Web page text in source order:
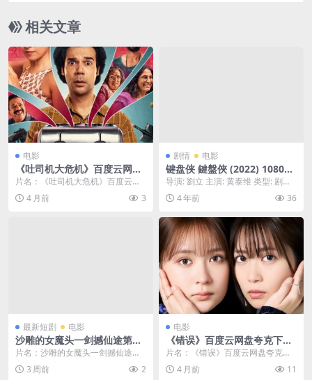
相关文章
电影
《吐司机大危机》百度云网盘
夸克下载.阿里云盘.中字.(202
6)
片名：《吐司机大危机》百度云网
盘夸克下载.阿里云盘.中字.(2026)
分类：电...
4 月前 3
剧情 电影
键盘侠 鍵盤俠 (2022) 1080中
字
导演: 劉立 主演: 黄泰维 类型: 剧情 /
短片 制片国家/地区: 中国台湾...
4 年前 36
最新短剧 电影
沙雕的女魔头一剑撼仙途第三
季 (72集) | 短剧
片名：沙雕的女魔头一剑撼仙途第
三季 (72集) | 短剧 分类：电影 年
份：20...
3 周前 2
电影
《错误》百度云网盘夸克下载.
阿里云盘.中字.(2026)
片名：《错误》百度云网盘夸克下
载.阿里云盘.中字.(2026) 分类：电
影 类型...
4 月前 11